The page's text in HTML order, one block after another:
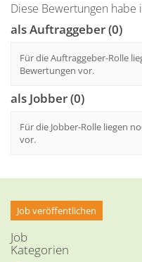
Diese Bewertungen habe
als Auftraggeber (0)
Für die Auftraggeber-Rolle
Bewertungen vor.
als Jobber (0)
Für die Jobber-Rolle liegen
vor.
Job veröffentlichen
Job
Kategorien